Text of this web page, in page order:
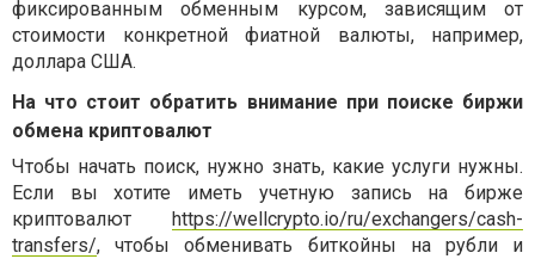
фиксированным обменным курсом, зависящим от
стоимости конкретной фиатной валюты, например,
доллара США.
На что стоит обратить внимание при поиске биржи
обмена криптовалют
Чтобы начать поиск, нужно знать, какие услуги нужны.
Если вы хотите иметь учетную запись на бирже
криптовалют https://wellcrypto.io/ru/exchangers/cash-
transfers/, чтобы обменивать биткойны на рубли и